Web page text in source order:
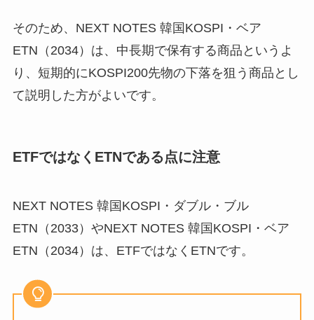
そのため、NEXT NOTES 韓国KOSPI・ベア
ETN（2034）は、中長期で保有する商品というよ
り、短期的にKOSPI200先物の下落を狙う商品とし
て説明した方がよいです。
ETFではなくETNである点に注意
NEXT NOTES 韓国KOSPI・ダブル・ブル
ETN（2033）やNEXT NOTES 韓国KOSPI・ベア
ETN（2034）は、ETFではなくETNです。